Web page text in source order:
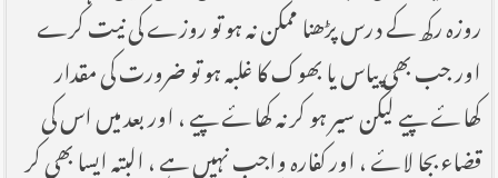
روزہ رکھ کے درس پڑھنا ممکن نہ ہو تو روزے کی نیت کرے
اور جب بھی پیاس یا بھوک کا غلبہ ہو تو ضرورت کی مقدار
کھاۓ پیے لیکن سیر ہو کر نہ کھاۓ پیے ، اور بعد میں اس کی
قضاء بجا لاۓ ، اور کفارہ واجب نہیں ہے ، البتہ ایسا بھی کر